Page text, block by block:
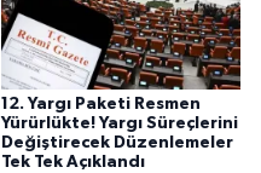
12. Yargı Paketi Resmen
Yürürlükte! Yargı Süreçlerini
Değiştirecek Düzenlemeler
Tek Tek Açıklandı